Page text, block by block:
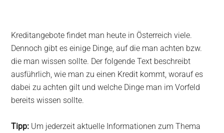
Kreditangebote findet man heute in Österreich viele.
Dennoch gibt es einige Dinge, auf die man achten bzw.
die man wissen sollte. Der folgende Text beschreibt
ausführlich, wie man zu einen Kredit kommt, worauf es
dabei zu achten gilt und welche Dinge man im Vorfeld
bereits wissen sollte.
Tipp: Um jederzeit aktuelle Informationen zum Thema